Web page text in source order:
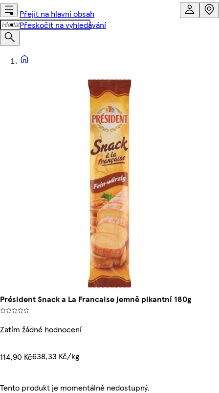
Přejít na hlavní obsah
Přeskočit na vyhledávání
Président Snack a La Francaise jemně pikantní 180g
Zatím žádné hodnocení
114,90 Kč638,33 Kč/kg
Tento produkt je momentálně nedostupný.